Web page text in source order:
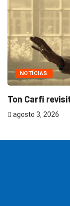
NOTÍCIAS
Ton Carfi
agosto 3, 2026